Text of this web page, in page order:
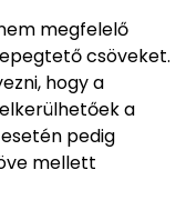
megfelelő
csöveket.
hogy a
a
pedig
mellett